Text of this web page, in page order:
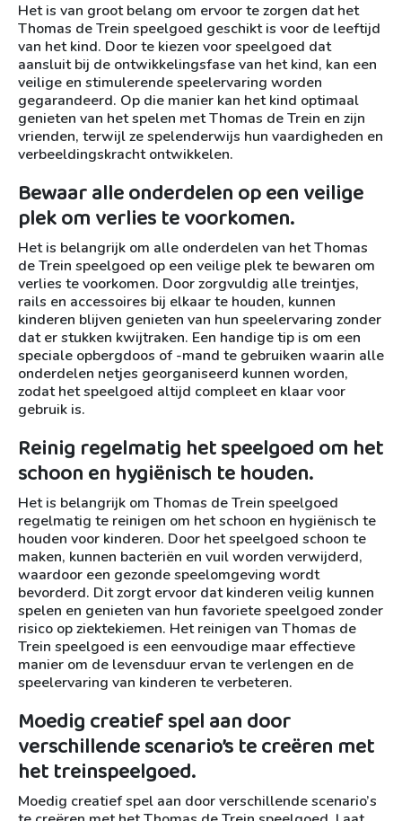
Het is van groot belang om ervoor te zorgen dat het
Thomas de Trein speelgoed geschikt is voor de leeftijd
van het kind. Door te kiezen voor speelgoed dat
aansluit bij de ontwikkelingsfase van het kind, kan een
veilige en stimulerende speelervaring worden
gegarandeerd. Op die manier kan het kind optimaal
genieten van het spelen met Thomas de Trein en zijn
vrienden, terwijl ze spelenderwijs hun vaardigheden en
verbeeldingskracht ontwikkelen.
Bewaar alle onderdelen op een veilige
plek om verlies te voorkomen.
Het is belangrijk om alle onderdelen van het Thomas
de Trein speelgoed op een veilige plek te bewaren om
verlies te voorkomen. Door zorgvuldig alle treintjes,
rails en accessoires bij elkaar te houden, kunnen
kinderen blijven genieten van hun speelervaring zonder
dat er stukken kwijtraken. Een handige tip is om een
speciale opbergdoos of -mand te gebruiken waarin alle
onderdelen netjes georganiseerd kunnen worden,
zodat het speelgoed altijd compleet en klaar voor
gebruik is.
Reinig regelmatig het speelgoed om het
schoon en hygiënisch te houden.
Het is belangrijk om Thomas de Trein speelgoed
regelmatig te reinigen om het schoon en hygiënisch te
houden voor kinderen. Door het speelgoed schoon te
maken, kunnen bacteriën en vuil worden verwijderd,
waardoor een gezonde speelomgeving wordt
bevorderd. Dit zorgt ervoor dat kinderen veilig kunnen
spelen en genieten van hun favoriete speelgoed zonder
risico op ziektekiemen. Het reinigen van Thomas de
Trein speelgoed is een eenvoudige maar effectieve
manier om de levensduur ervan te verlengen en de
speelervaring van kinderen te verbeteren.
Moedig creatief spel aan door
verschillende scenario’s te creëren met
het treinspeelgoed.
Moedig creatief spel aan door verschillende scenario’s